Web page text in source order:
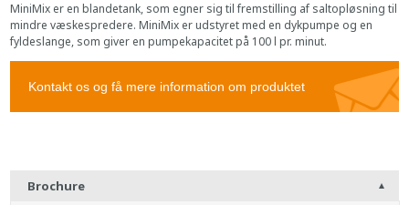
MiniMix er en blandetank, som egner sig til fremstilling af saltopløsning til
mindre væskespredere. MiniMix er udstyret med en dykpumpe og en
fyldeslange, som giver en pumpekapacitet på 100 l pr. minut.
Brochure